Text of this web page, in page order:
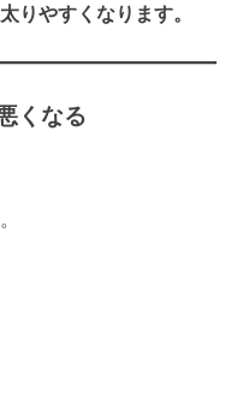
りやすくなります。
くなる